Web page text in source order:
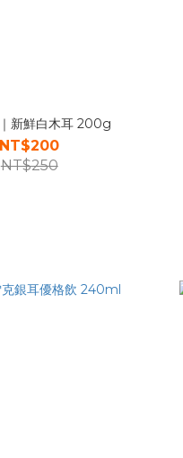
新鮮白木耳 200g
NT$200
NT$250